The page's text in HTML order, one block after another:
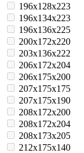
196x128x223
196x134x223
196x136x225
200x172x220
203x136x222
206x172x204
206x175x200
207x175x175
207x175x190
208x172x200
208x172x204
208x173x205
212x175x140